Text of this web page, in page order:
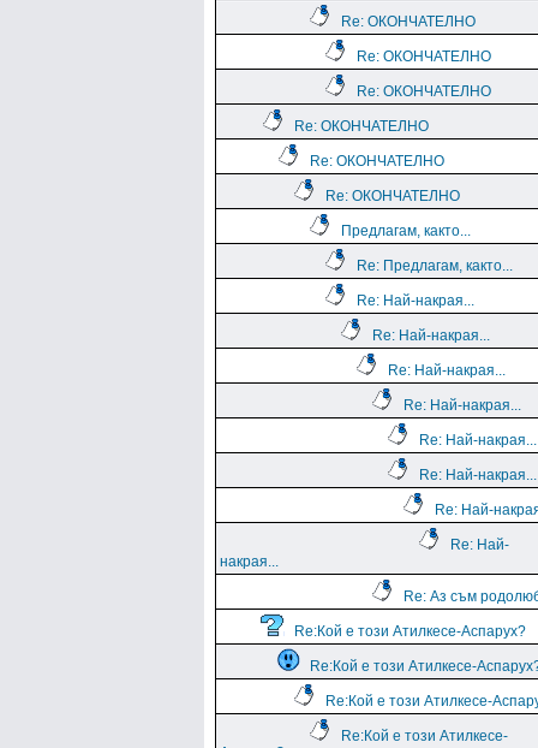
Re: ОКОНЧАТЕЛНО
Re: ОКОНЧАТЕЛНО
Re: ОКОНЧАТЕЛНО
Re: ОКОНЧАТЕЛНО
Re: ОКОНЧАТЕЛНО
Re: ОКОНЧАТЕЛНО
Предлагам, както...
Re: Предлагам, както...
Re: Най-накрая...
Re: Най-накрая...
Re: Най-накрая...
Re: Най-накрая...
Re: Най-накрая...
Re: Най-накрая...
Re: Най-
Re: Най-
накрая...
Re: Аз съм
Re:Кой е този Атилкесе-Аспарух?
Re:Кой е този Атилкесе-
Re:Кой е този Атилкесе-
Re:Кой е този Атилкесе-